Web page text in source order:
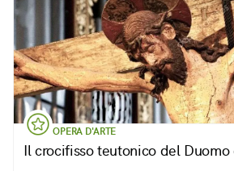
OPERA D'ARTE
Il crocifisso teutonico del Duomo